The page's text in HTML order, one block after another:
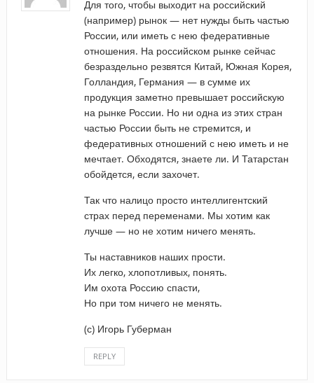
Для того, чтобы выходит на российский
(например) рынок — нет нужды быть частью
России, или иметь с нею федеративные
отношения. На российском рынке сейчас
безраздельно резвятся Китай, Южная Корея,
Голландия, Германия — в сумме их
продукция заметно превышает российскую
на рынке России. Но ни одна из этих стран
частью России быть не стремится, и
федеративных отношений с нею иметь и не
мечтает. Обходятся, знаете ли. И Татарстан
обойдется, если захочет.
Так что налицо просто интеллигентский
страх перед переменами. Мы хотим как
лучше — но не хотим ничего менять.
Ты наставников наших прости.
Их легко, хлопотливых, понять.
Им охота Россию спасти,
Но при том ничего не менять.
(с) Игорь Губерман
REPLY